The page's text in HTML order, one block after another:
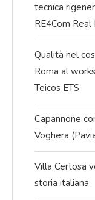
tecnica
RE4Com
Qualità nel
Roma al
Teicos ETS
Capannone
Voghera
Villa Certosa
storia italiana